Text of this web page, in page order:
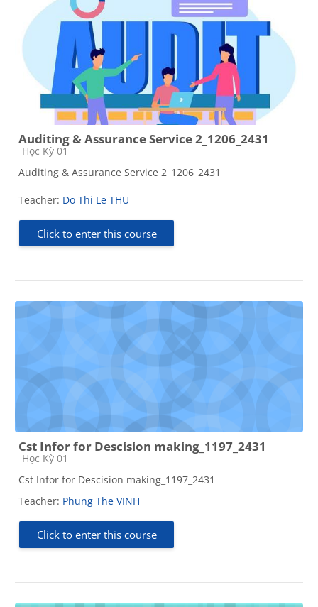
Auditing & Assurance Service 2_1206_2431
Course category
Học Kỳ 01
Auditing & Assurance Service 2_1206_2431
Teacher: Do Thi Le THU
Click to enter this course
Cst Infor for Descision making_1197_2431
Course category
Học Kỳ 01
Cst Infor for Descision making_1197_2431
Teacher: Phung The VINH
Click to enter this course